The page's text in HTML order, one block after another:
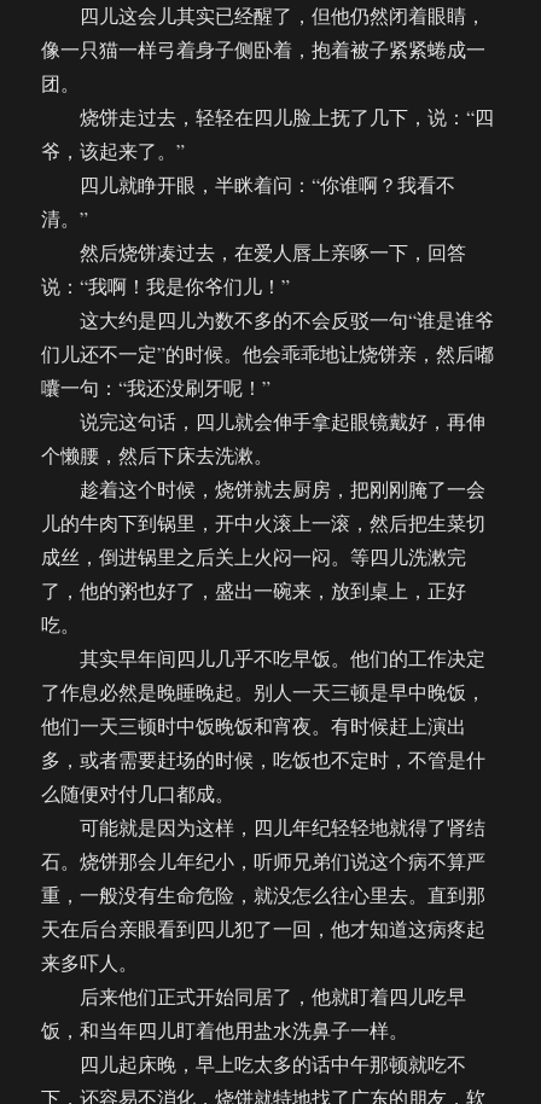
四儿这会儿其实已经醒了，但他仍然闭着眼睛，
像一只猫一样弓着身子侧卧着，抱着被子紧紧蜷成一
团。
烧饼走过去，轻轻在四儿脸上抚了几下，说：“四
爷，该起来了。”
四儿就睁开眼，半眯着问：“你谁啊？我看不
清。”
然后烧饼凑过去，在爱人唇上亲啄一下，回答
说：“我啊！我是你爷们儿！”
这大约是四儿为数不多的不会反驳一句“谁是谁爷
们儿还不一定”的时候。他会乖乖地让烧饼亲，然后嘟
囔一句：“我还没刷牙呢！”
说完这句话，四儿就会伸手拿起眼镜戴好，再伸
个懒腰，然后下床去洗漱。
趁着这个时候，烧饼就去厨房，把刚刚腌了一会
儿的牛肉下到锅里，开中火滚上一滚，然后把生菜切
成丝，倒进锅里之后关上火闷一闷。等四儿洗漱完
了，他的粥也好了，盛出一碗来，放到桌上，正好
吃。
其实早年间四儿几乎不吃早饭。他们的工作决定
了作息必然是晚睡晚起。别人一天三顿是早中晚饭，
他们一天三顿时中饭晚饭和宵夜。有时候赶上演出
多，或者需要赶场的时候，吃饭也不定时，不管是什
么随便对付几口都成。
可能就是因为这样，四儿年纪轻轻地就得了肾结
石。烧饼那会儿年纪小，听师兄弟们说这个病不算严
重，一般没有生命危险，就没怎么往心里去。直到那
天在后台亲眼看到四儿犯了一回，他才知道这病疼起
来多吓人。
后来他们正式开始同居了，他就盯着四儿吃早
饭，和当年四儿盯着他用盐水洗鼻子一样。
四儿起床晚，早上吃太多的话中午那顿就吃不
下，还容易不消化，烧饼就特地找了广东的朋友，软